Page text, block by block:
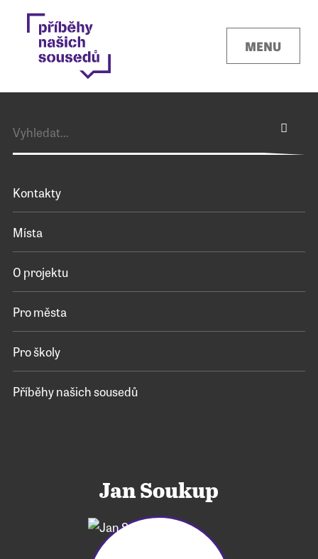
MENU
Kontakty
Místa
O projektu
Pro města
Pro školy
Příběhy našich sousedů
Jan Soukup